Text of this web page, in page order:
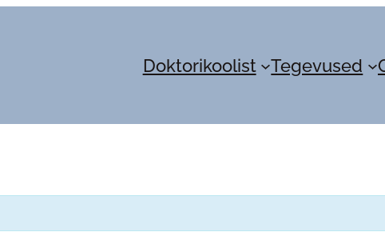
Doktorikoolist Tegevused